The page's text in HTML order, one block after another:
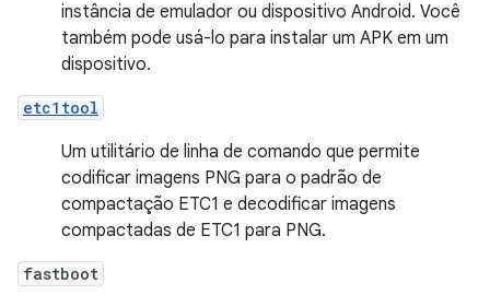
instância de emulador ou dispositivo Android. Você
também pode usá-lo para instalar um APK em um
dispositivo.
etc1tool
Um utilitário de linha de comando que permite
codificar imagens PNG para o padrão de
compactação ETC1 e decodificar imagens
compactadas de ETC1 para PNG.
fastboot